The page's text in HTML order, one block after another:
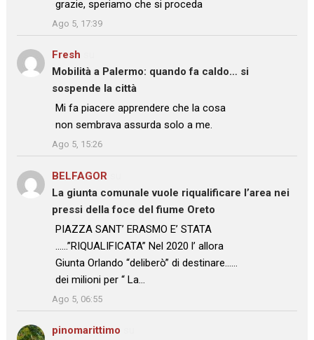
grazie, speriamo che si proceda
”
Ago 5, 17:39
Fresh
Mobilità a Palermo: quando fa caldo… si
sospende la città
: “Mi fa piacere apprendere che la cosa
non sembrava assurda solo a me.
”
Ago 5, 15:26
BELFAGOR
La giunta comunale vuole riqualificare l’area nei
pressi della foce del fiume Oreto
: “
PIAZZA SANT’ ERASMO E’ STATA
……”RIQUALIFICATA” Nel 2020 l’ allora
Giunta Orlando “deliberò” di destinare……
dei milioni per “ La…
”
Ago 5, 06:55
pinomarittimo